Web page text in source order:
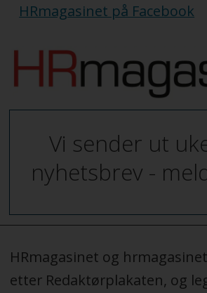
HRmagasinet på Facebook
Vi sender ut
nyhetsbrev -
HRmagasinet og
etter Redaktørplakaten, og